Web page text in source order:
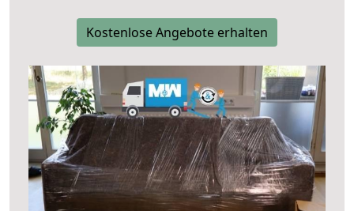
Kostenlose Angebote erhalten